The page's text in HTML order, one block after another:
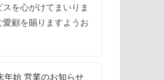
を心がけてまいりま
顧を賜りますようお
年始 営業のお知らせ